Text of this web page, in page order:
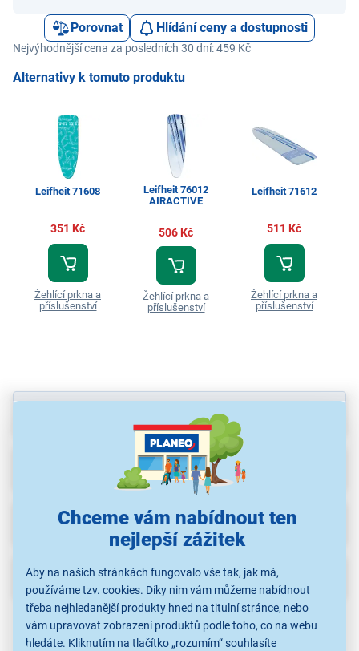
Chceme vám nabídnout ten
nejlepší zážitek
Aby na našich stránkách fungovalo vše tak, jak má,
používáme tzv. cookies. Díky nim vám můžeme nabídnout
třeba nejhledanější produkty hned na titulní stránce, nebo
vám upravovat zobrazení produktů podle toho, co na webu
hledáte. Kliknutím na tlačítko „rozumím“ souhlasíte
Porovnat Hlídání ceny a dostupnosti
Nejvýhodnější cena za posledních 30 dní: 459 Kč
Alternativy k tomuto produktu
Leifheit 71608
351 Kč
Žehlící prkna a
příslušenství
Leifheit 76012
AIRACTIVE
506 Kč
Žehlící prkna a
příslušenství
Leifheit 71612
511 Kč
Žehlící prkna a
příslušenství
Popis
Recenze(1)
Ke stažení